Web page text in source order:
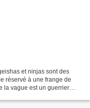
et ninjas sont des
réservé à une frange de
la vague est un guerrier